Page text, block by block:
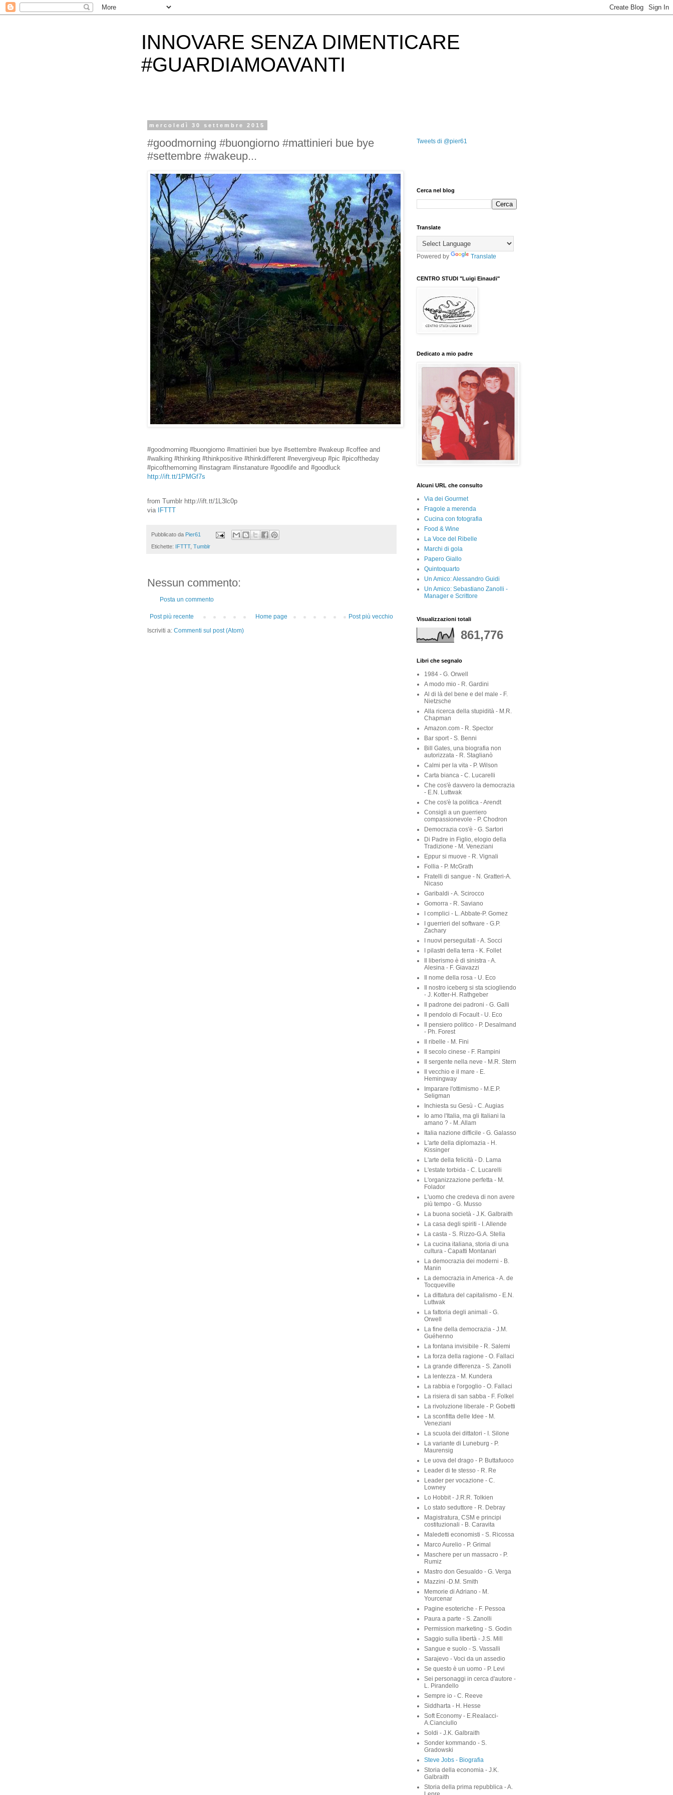
INNOVARE SENZA DIMENTICARE
#GUARDIAMOAVANTI
mercoledì 30 settembre 2015
#goodmorning #buongiorno #mattinieri bue bye
#settembre #wakeup...
#goodmorning #buongiorno #mattinieri bue bye #settembre #wakeup #coffee and
#walking #thinking #thinkpositive #thinkdifferent #nevergiveup #pic #picoftheday
#picofthemorning #instagram #instanature #goodlife and #goodluck
http://ift.tt/1PMGf7s
from Tumblr http://ift.tt/1L3lc0p
via IFTTT
Pubblicato da Pier61
Etichette: IFTTT, Tumblr
Nessun commento:
Posta un commento
Post più recente Post più vecchio
Home page
Iscriviti a: Commenti sul post (Atom)
Tweets di @pier61
Cerca nel blog
Translate
Powered by Translate
CENTRO STUDI "Luigi Einaudi"
Dedicato a mio padre
Alcuni URL che consulto
Via dei Gourmet
Fragole a merenda
Cucina con fotografia
Food & Wine
La Voce del Ribelle
Marchi di gola
Papero Giallo
Quintoquarto
Un Amico: Alessandro Guidi
Un Amico: Sebastiano Zanolli -
Manager e Scrittore
Visualizzazioni totali
861,776
Libri che segnalo
1984 - G. Orwell
A modo mio - R. Gardini
Al di là del bene e del male - F.
Nietzsche
Alla ricerca della stupidità - M.R.
Chapman
Amazon.com - R. Spector
Bar sport - S. Benni
Bill Gates, una biografia non
autorizzata - R. Staglianò
Calmi per la vita - P. Wilson
Carta bianca - C. Lucarelli
Che cos'è davvero la democrazia
- E.N. Luttwak
Che cos'è la politica - Arendt
Consigli a un guerriero
compassionevole - P. Chodron
Democrazia cos'è - G. Sartori
Di Padre in Figlio, elogio della
Tradizione - M. Veneziani
Eppur si muove - R. Vignali
Follia - P. McGrath
Fratelli di sangue - N. Gratteri-A.
Nicaso
Garibaldi - A. Scirocco
Gomorra - R. Saviano
I complici - L. Abbate-P. Gomez
I guerrieri del software - G.P.
Zachary
I nuovi perseguitati - A. Socci
I pilastri della terra - K. Follet
Il liberismo è di sinistra - A.
Alesina - F. Giavazzi
Il nome della rosa - U. Eco
Il nostro iceberg si sta sciogliendo
- J. Kotter-H. Rathgeber
Il padrone dei padroni - G. Galli
Il pendolo di Focault - U. Eco
Il pensiero politico - P. Desalmand
- Ph. Forest
Il ribelle - M. Fini
Il secolo cinese - F. Rampini
Il sergente nella neve - M.R. Stern
Il vecchio e il mare - E.
Hemingway
Imparare l'ottimismo - M.E.P.
Seligman
Inchiesta su Gesù - C. Augias
Io amo l'Italia, ma gli Italiani la
amano ? - M. Allam
Italia nazione difficile - G. Galasso
L'arte della diplomazia - H.
Kissinger
L'arte della felicità - D. Lama
L'estate torbida - C. Lucarelli
L'organizzazione perfetta - M.
Folador
L'uomo che credeva di non avere
più tempo - G. Musso
La buona società - J.K. Galbraith
La casa degli spiriti - I. Allende
La casta - S. Rizzo-G.A. Stella
La cucina italiana, storia di una
cultura - Capatti Montanari
La democrazia dei moderni - B.
Manin
La democrazia in America - A. de
Tocqueville
La dittatura del capitalismo - E.N.
Luttwak
La fattoria degli animali - G.
Orwell
La fine della democrazia - J.M.
Guéhenno
La fontana invisibile - R. Salemi
La forza della ragione - O. Fallaci
La grande differenza - S. Zanolli
La lentezza - M. Kundera
La rabbia e l'orgoglio - O. Fallaci
La risiera di san sabba - F. Folkel
La rivoluzione liberale - P. Gobetti
La sconfitta delle Idee - M.
Veneziani
La scuola dei dittatori - I. Silone
La variante di Luneburg - P.
Maurensig
Le uova del drago - P. Buttafuoco
Leader di te stesso - R. Re
Leader per vocazione - C.
Lowney
Lo Hobbit - J.R.R. Tolkien
Lo stato seduttore - R. Debray
Magistratura, CSM e principi
costituzionali - B. Caravita
Maledetti economisti - S. Ricossa
Marco Aurelio - P. Grimal
Maschere per un massacro - P.
Rumiz
Mastro don Gesualdo - G. Verga
Mazzini -D.M. Smith
Memorie di Adriano - M.
Yourcenar
Pagine esoteriche - F. Pessoa
Paura a parte - S. Zanolli
Permission marketing - S. Godin
Saggio sulla libertà - J.S. Mill
Sangue e suolo - S. Vassalli
Sarajevo - Voci da un assedio
Se questo è un uomo - P. Levi
Sei personaggi in cerca d'autore -
L. Pirandello
Sempre io - C. Reeve
Siddharta - H. Hesse
Soft Economy - E.Realacci-
A.Cianciullo
Soldi - J.K. Galbraith
Sonder kommando - S.
Gradowski
Steve Jobs - Biografia
Storia della economia - J.K.
Galbraith
Storia della prima repubblica - A.